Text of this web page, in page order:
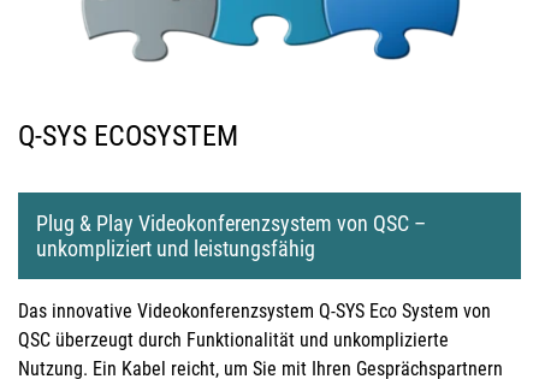
Q-SYS ECOSYSTEM
Plug & Play Videokonferenzsystem von QSC –
unkompliziert und leistungsfähig
Das innovative Videokonferenzsystem Q-SYS Eco System von
QSC überzeugt durch Funktionalität und unkomplizierte
Nutzung. Ein Kabel reicht, um Sie mit Ihren Gesprächspartnern